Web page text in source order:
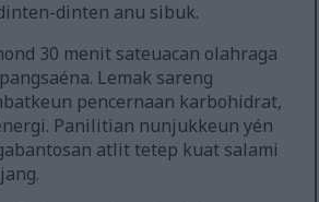
dinten anu sibuk.
30 menit sateuacan olahraga
Lemak sareng
pencernaan karbohidrat,
Panilitian nunjukkeun yén
atlit tetep kuat salami